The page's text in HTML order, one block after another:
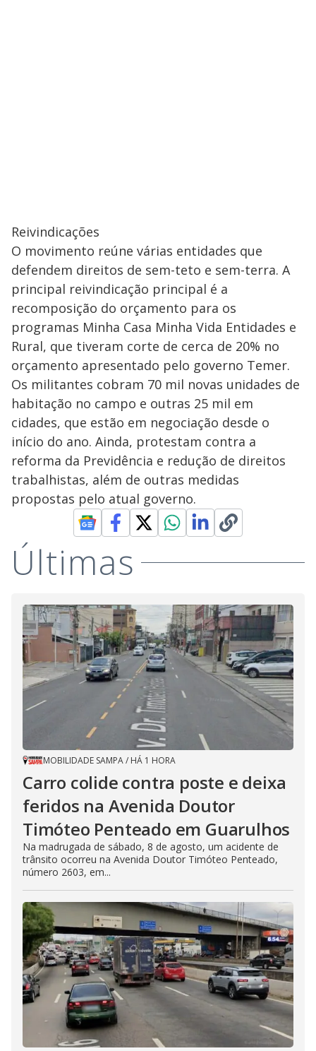
Reivindicações
O movimento reúne várias entidades que
defendem direitos de sem-teto e sem-terra. A
principal reivindicação principal é a
recomposição do orçamento para os
programas Minha Casa Minha Vida Entidades e
Rural, que tiveram corte de cerca de 20% no
orçamento apresentado pelo governo Temer.
Os militantes cobram 70 mil novas unidades de
habitação no campo e outras 25 mil em
cidades, que estão em negociação desde o
início do ano. Ainda, protestam contra a
reforma da Previdência e redução de direitos
trabalhistas, além de outras medidas
propostas pelo atual governo.
Últimas
MOBILIDADE SAMPA/ HÁ 1 HORA
Carro colide contra poste e deixa
feridos na Avenida Doutor
Timóteo Penteado em Guarulhos
Na madrugada de sábado, 8 de agosto, um acidente de
trânsito ocorreu na Avenida Doutor Timóteo Penteado,
número 2603, em...